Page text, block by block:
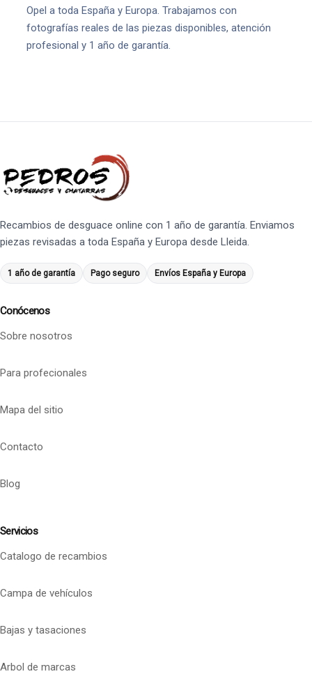
Opel a toda España y Europa. Trabajamos con
fotografías reales de las piezas disponibles, atención
profesional y 1 año de garantía.
Recambios de desguace online con 1 año de garantía. Enviamos
piezas revisadas a toda España y Europa desde Lleida.
1 año de garantía Pago seguro Envíos España y Europa
Conócenos
Sobre nosotros
Para profecionales
Mapa del sitio
Contacto
Blog
Servicios
Catalogo de recambios
Campa de vehículos
Bajas y tasaciones
Arbol de marcas